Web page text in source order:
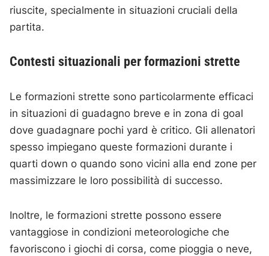
riuscite, specialmente in situazioni cruciali della
partita.
Contesti situazionali per formazioni strette
Le formazioni strette sono particolarmente efficaci
in situazioni di guadagno breve e in zona di goal
dove guadagnare pochi yard è critico. Gli allenatori
spesso impiegano queste formazioni durante i
quarti down o quando sono vicini alla end zone per
massimizzare le loro possibilità di successo.
Inoltre, le formazioni strette possono essere
vantaggiose in condizioni meteorologiche che
favoriscono i giochi di corsa, come pioggia o neve,